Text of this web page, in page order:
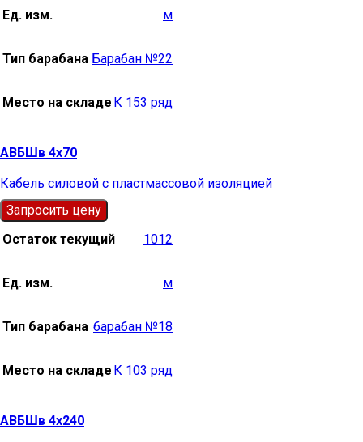
Ед. изм. м
Тип барабана Барабан №22
Место на складе К 153 ряд
АВБШв 4х70
Кабель силовой с пластмассовой изоляцией
Запросить цену
Остаток текущий
1012
Ед. изм. м
Тип барабана барабан №18
Место на складе К 103 ряд
АВБШв 4х240